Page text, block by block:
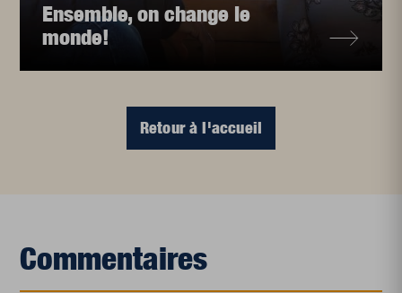
Ensemble, on change le
monde!
Retour à l'accueil
Commentaires